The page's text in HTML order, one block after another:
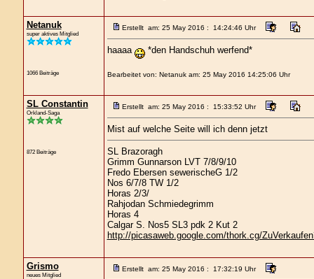
Netanuk
super aktives Mitglied
1066 Beiträge
Erstellt am: 25 May 2016 : 14:24:46 Uhr
haaaa *den Handschuh werfend*
Bearbeitet von: Netanuk am: 25 May 2016 14:25:06 Uhr
SL Constantin
Orkland-Saga
872 Beiträge
Erstellt am: 25 May 2016 : 15:33:52 Uhr
Mist auf welche Seite will ich denn jetzt
SL Brazoragh
Grimm Gunnarson LVT 7/8/9/10
Fredo Ebersen sewerischeG 1/2
Nos 6/7/8 TW 1/2
Horas 2/3/
Rahjodan Schmiedegrimm
Horas 4
Calgar S. Nos5 SL3 pdk 2 Kut 2
http://picasaweb.google.com/thork.cg/
Grismo
neues Mitglied
Erstellt am: 25 May 2016 : 17:32:19 Uhr